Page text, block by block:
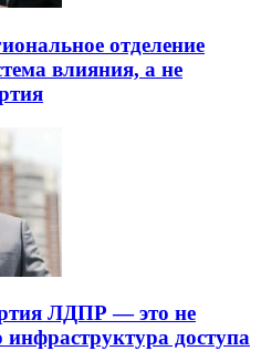
отделение
влияния, а не
ЛДПР — это не
инфраструктура доступа